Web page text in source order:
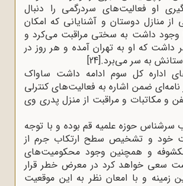
او فعالیت‌های سردرگمی را دنبال
از منازل دوستان و آشنایانی که امکان
وجود داشت به سختی مراقبت می‌کرد و
داشت که او به تهران آمده و هر روز در
به سر می‌برد.[24]
اداره کل سوم ادامه داشت ساواک
ضمن اشاره به فعالیت‌های کنترلی
و مکاتبات و مراقبت از منزل پدری وی
سرشناس حوزه علمیه قم بوده و با توجه
خود و تشخیص سطح ارتکاب جرم از
و همچنین وجود محکومیت‌های
سعی خواهد کرد در معرض خطر قرار
زمینه و با امعان نظر به این موقعیت